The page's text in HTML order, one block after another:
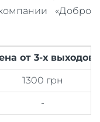
«Добро
от 3-х выходов
1300 грн
-